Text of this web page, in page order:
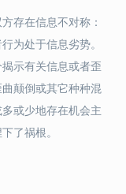
存在信息不对称：
为处于信息劣势。
示有关信息或者歪
颠倒或其它种种混
或少地存在机会主
了祸根。